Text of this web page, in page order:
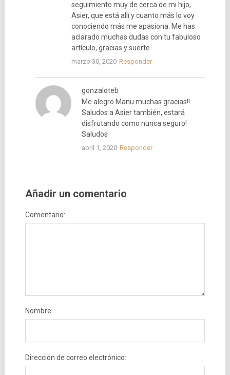
seguimiento muy de cerca de mi hijo,
Asier, que está allí y cuanto más lo voy
conociendo más me apasiona. Me has
aclarado muchas dudas con tu fabuloso
artículo, gracias y suerte
marzo 30, 2020 Responder
gonzaloteb
Me alegro Manu muchas gracias!!
Saludos a Asier también, estará
disfrutando como nunca seguro!
Saludos
abril 1, 2020 Responder
Añadir un comentario
Comentario:
Nombre:
Dirección de correo electrónico: